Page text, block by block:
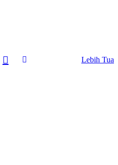
Lebih Tua